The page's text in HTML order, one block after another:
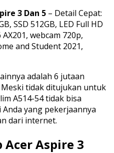
3 Dan 5 – Detail Cepat:
SSD 512GB, LED Full HD
webcam 720p,
and Student 2021,
adalah 6 jutaan
tidak ditujukan untuk
A514-54 tidak bisa
yang pekerjaannya
dari internet.
Acer Aspire 3